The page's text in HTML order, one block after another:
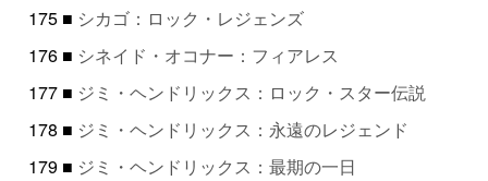
175 ■ シカゴ：ロック・レジェンズ
176 ■ シネイド・オコナー：フィアレス
177 ■ ジミ・ヘンドリックス：ロック・スター伝説
178 ■ ジミ・ヘンドリックス：永遠のレジェンド
179 ■ ジミ・ヘンドリックス：最期の一日